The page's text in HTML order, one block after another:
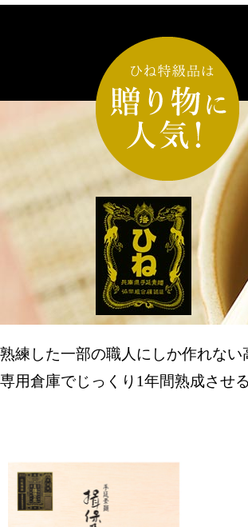
熟練した一部の職人にしか作れな
専用倉庫でじっくり1年間熟成させ